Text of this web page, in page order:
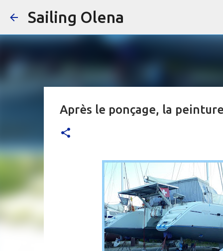
Sailing Olena
Après le ponçage, la peinture